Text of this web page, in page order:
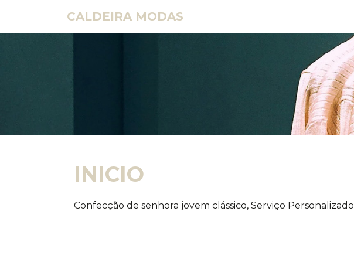
CALDEIRA MODAS
INICIO
Confecção de senhora jovem clássico, Serviço Personalizado